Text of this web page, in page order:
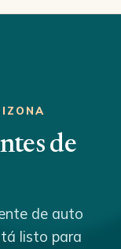
de
de auto
listo para